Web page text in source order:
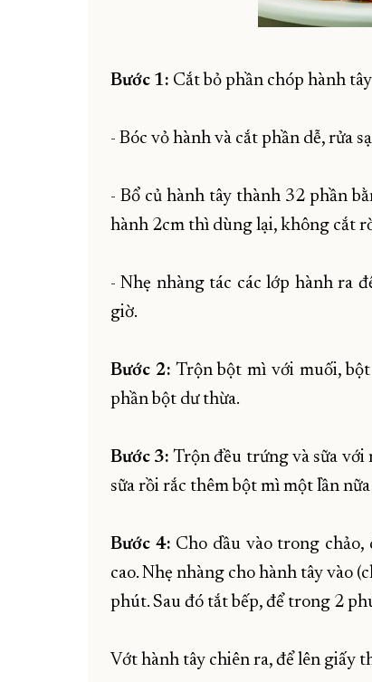
Bước 1: Cắt bỏ phần chóp hành
- Bóc vỏ hành và cắt phần dễ, rửa
- Bổ củ hành tây thành 32 phần
hành 2cm thì dùng lại, không cắt
- Nhẹ nhàng tác các lớp hành ra
giờ.
Bước 2: Trộn bột mì với muối, bột
phần bột dư thừa.
Bước 3: Trộn đều trứng và sữa với
sữa rồi rắc thêm bột mì một lần
Bước 4: Cho dầu vào trong
cao. Nhẹ nhàng cho hành tây vào
phút. Sau đó tắt bếp, để trong 2
Vớt hành tây chiên ra, để lên giấy